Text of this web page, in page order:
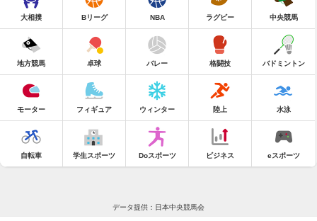
大相撲 Bリーグ NBA ラグビー 中央競馬
地方競馬 卓球 バレー 格闘技 バドミントン
モーター フィギュア ウィンター 陸上 水泳
自転車 学生スポーツ Doスポーツ ビジネス eスポーツ
データ提供：日本中央競馬会